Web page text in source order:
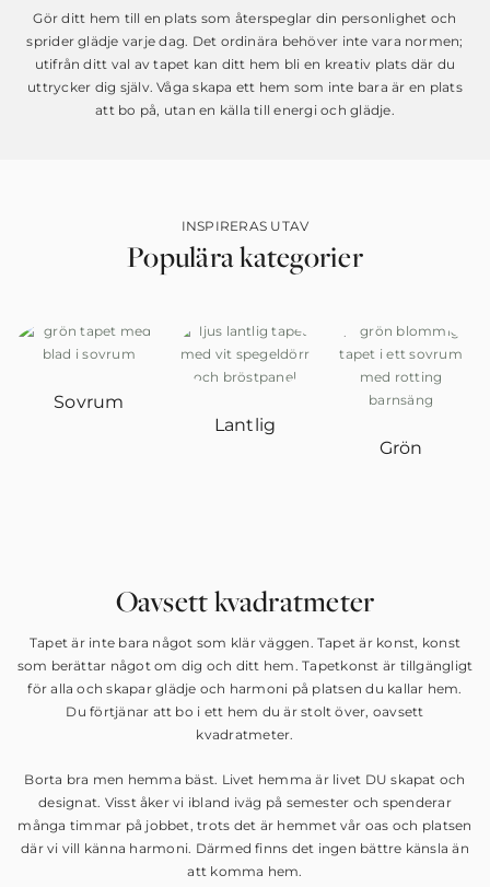
Gör ditt hem till en plats som återspeglar din personlighet och
sprider glädje varje dag. Det ordinära behöver inte vara normen;
utifrån ditt val av tapet kan ditt hem bli en kreativ plats där du
uttrycker dig själv. Våga skapa ett hem som inte bara är en plats
att bo på, utan en källa till energi och glädje.
INSPIRERAS UTAV
Populära kategorier
Sovrum
Lantlig
Grön
Oavsett kvadratmeter
Tapet är inte bara något som klär väggen. Tapet är konst, konst
som berättar något om dig och ditt hem. Tapetkonst är tillgängligt
för alla och skapar glädje och harmoni på platsen du kallar hem.
Du förtjänar att bo i ett hem du är stolt över, oavsett
kvadratmeter.
Borta bra men hemma bäst. Livet hemma är livet DU skapat och
designat. Visst åker vi ibland iväg på semester och spenderar
många timmar på jobbet, trots det är hemmet vår oas och platsen
där vi vill känna harmoni. Därmed finns det ingen bättre känsla än
att komma hem.